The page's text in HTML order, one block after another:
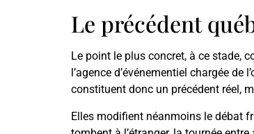
Le précédent
Le point le plus concret, à ce stade,
l’agence d’événementiel chargée
constituent donc un précédent réel,
Elles modifient néanmoins le débat